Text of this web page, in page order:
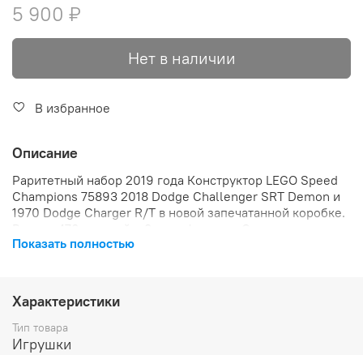
5 900 ₽
Нет в наличии
В избранное
Описание
Раритетный набор 2019 года Конструктор LEGO Speed
Champions 75893 2018 Dodge Challenger SRT Demon и
1970 Dodge Charger R/T в новой запечатанной коробке.
коробки: 9/10.
Показать полностью
Характеристики
Тип товара
Игрушки